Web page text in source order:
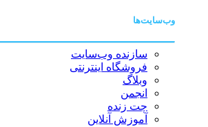
وب‌سایت‌ها
سازنده وب‌سایت
فروشگاه اینترنتی
وبلاگ
انجمن
چت زنده
آموزش آنلاین